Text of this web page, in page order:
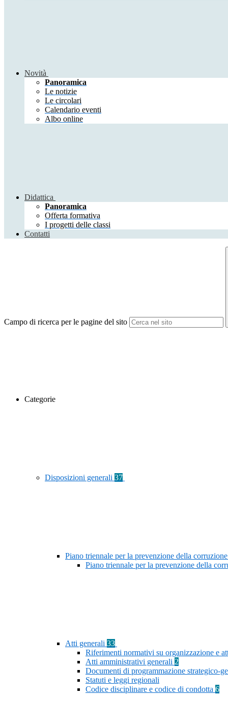
Novità
Panoramica
Le notizie
Le circolari
Calendario eventi
Albo online
Didattica
Panoramica
Offerta formativa
I progetti delle classi
Contatti
Campo di ricerca per le pagine del sito
Categorie
Disposizioni generali 37
Piano triennale per la prevenzione della
Piano triennale per la prevenzione della
Atti generali 33
Riferimenti normativi su organizzazione e
Atti amministrativi generali 2
Documenti di programmazione strategico-
Statuti e leggi regionali
Codice disciplinare e codice di condotta 6